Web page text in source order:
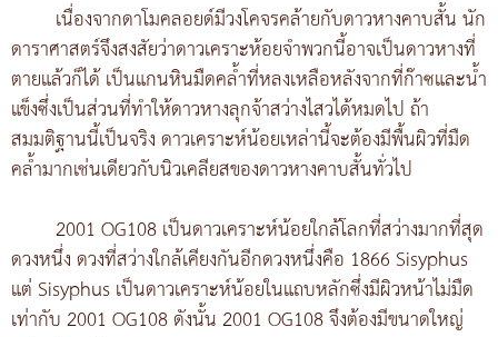
เนื่องจากดาโมคลอยด์มีวงโคจรคล้ายกับดาวหางคาบสั้น นัก
ดาราศาสตร์จึงสงสัยว่าดาวเคราะห้อยจำพวกนี้อาจเป็นดาวหางที่
ตายแล้วก็ได้ เป็นแกนหินมืดคล้ำที่หลงเหลือหลังจากที่ก๊าซและน้ำ
แข็งซึ่งเป็นส่วนที่ทำให้ดาวหางลุกจ้าสว่างไสวได้หมดไป ถ้า
สมมติฐานนี้เป็นจริง ดาวเคราะห์น้อยเหล่านี้จะต้องมีพื้นผิวที่มืด
คล้ำมากเช่นเดียวกับนิวเคลียสของดาวหางคาบสั้นทั่วไป
2001 OG108 เป็นดาวเคราะห์น้อยใกล้โลกที่สว่างมากที่สุด
ดวงหนึ่ง ดวงที่สว่างใกล้เคียงกันอีกดวงหนึ่งคือ 1866 Sisyphus
แต่ Sisyphus เป็นดาวเคราะห์น้อยในแถบหลักซึ่งมีผิวหน้าไม่มืด
เท่ากับ 2001 OG108 ดังนั้น 2001 OG108 จึงต้องมีขนาดใหญ่